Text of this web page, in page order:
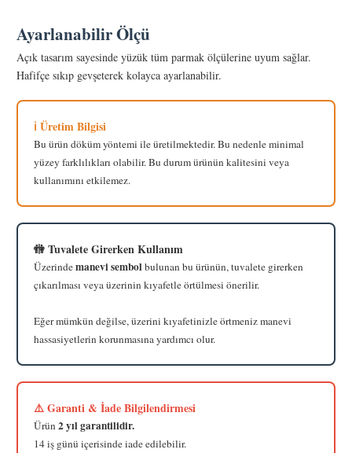
Ayarlanabilir Ölçü
Açık tasarım sayesinde yüzük tüm parmak ölçülerine uyum sağlar.
Hafifçe sıkıp gevşeterek kolayca ayarlanabilir.
ℹ️ Üretim Bilgisi
Bu ürün döküm yöntemi ile üretilmektedir. Bu nedenle minimal
yüzey farklılıkları olabilir. Bu durum ürünün kalitesini veya
kullanımını etkilemez.
🚻 Tuvalete Girerken Kullanım
Üzerindemanevi sembolbulunan bu ürünün, tuvalete girerken
çıkarılması veya üzerinin kıyafetle örtülmesi önerilir.
Eğer mümkün değilse, üzerini kıyafetinizle örtmeniz manevi
hassasiyetlerin korunmasına yardımcı olur.
⚠️ Garanti & İade Bilgilendirmesi
Ürün 2 yıl garantilidir.
14 iş günü içerisinde iade edilebilir.